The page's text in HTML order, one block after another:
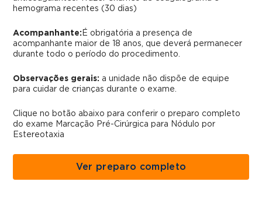
hemograma recentes (30 dias)
Acompanhante: É obrigatória a presença de
acompanhante maior de 18 anos, que deverá permanecer
durante todo o período do procedimento.
Observações gerais: a unidade não dispõe de equipe
para cuidar de crianças durante o exame.
Clique no botão abaixo para conferir o preparo completo
do exame Marcação Pré-Cirúrgica para Nódulo por
Estereotaxia
Ver preparo completo